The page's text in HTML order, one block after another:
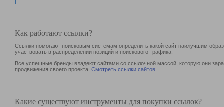
Как работают ссылки?
Ссылки помогают поисковым системам определить какой сайт наилучшим
участвовать в раcпределении позиций и поискового трафика.
Все успешные бренды владеют сайтами со ссылочной массой, которую они
продвижения своего проекта. Смотреть ссылки сайтов
Какие существуют инструменты для покупки ссылок?